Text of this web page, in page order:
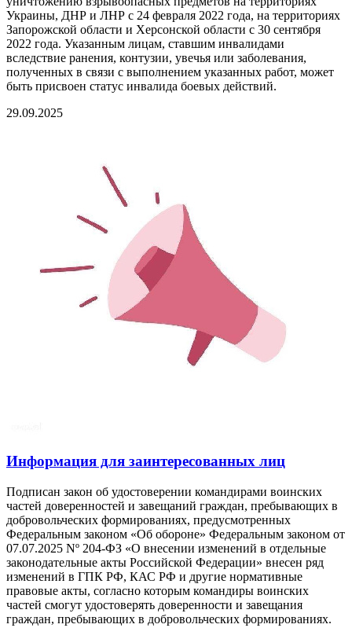
Украины, ДНР и ЛНР с 24 февраля 2022 года, на территориях
Запорожской области и Херсонской области с 30 сентября
2022 года. Указанным лицам, ставшим инвалидами
вследствие ранения, контузии, увечья или заболевания,
полученных в связи с выполнением указанных работ, может
быть присвоен статус инвалида боевых действий.
29.09.2025
Информация для заинтересованных лиц
Подписан закон об удостоверении командирами воинских
частей доверенностей и завещаний граждан, пребывающих в
добровольческих формированиях, предусмотренных
Федеральным законом «Об обороне» Федеральным законом от
07.07.2025 Nº 204-ФЗ «О внесении изменений в отдельные
законодательные акты Российской Федерации» внесен ряд
изменений в ГПК РФ, КАС РФ и другие нормативные
правовые акты, согласно которым командиры воинских
частей смогут удостоверять доверенности и завещания
граждан, пребывающих в добровольческих формированиях.